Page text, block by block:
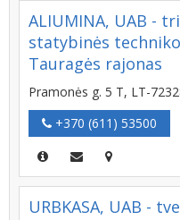
ALIUMINA, UAB -
statybinės
Tauragės rajonas
Pramonės g. 5 T, LT-
+370 (611) 53500
URBKASA, UAB -